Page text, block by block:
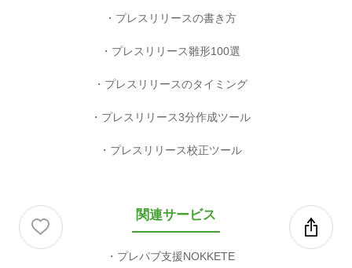
プレスリリースの書き方
プレスリリース雛形100選
プレスリリースのタイミング
プレスリリース3分作成ツール
プレスリリース校正ツール
関連サービス
プレパブ支援NOKKETE